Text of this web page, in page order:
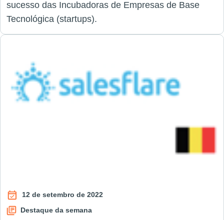
sucesso das Incubadoras de Empresas de Base
Tecnológica (startups).
12 de setembro de 2022
Destaque da semana